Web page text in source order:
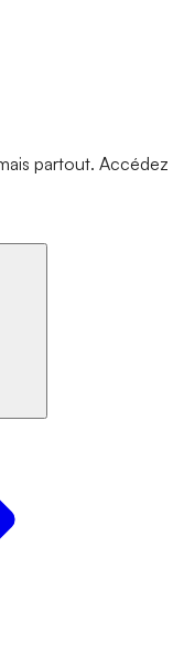
partout. Accédez